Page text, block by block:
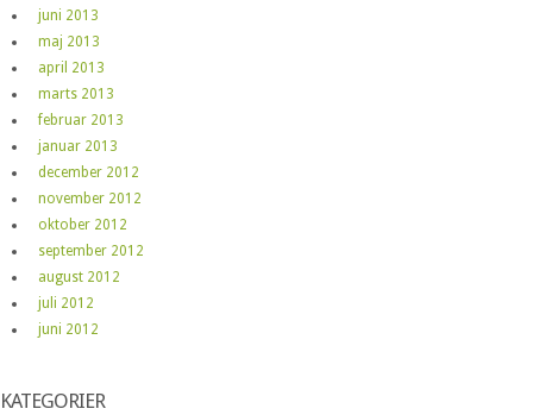
juni 2013
maj 2013
april 2013
marts 2013
februar 2013
januar 2013
december 2012
november 2012
oktober 2012
september 2012
august 2012
juli 2012
juni 2012
KATEGORIER